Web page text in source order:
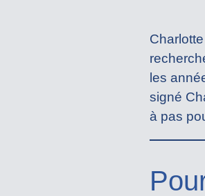
les
signé
à pas